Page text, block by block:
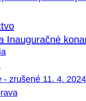
Inauguračné
- zrušené 11. 4. 2024